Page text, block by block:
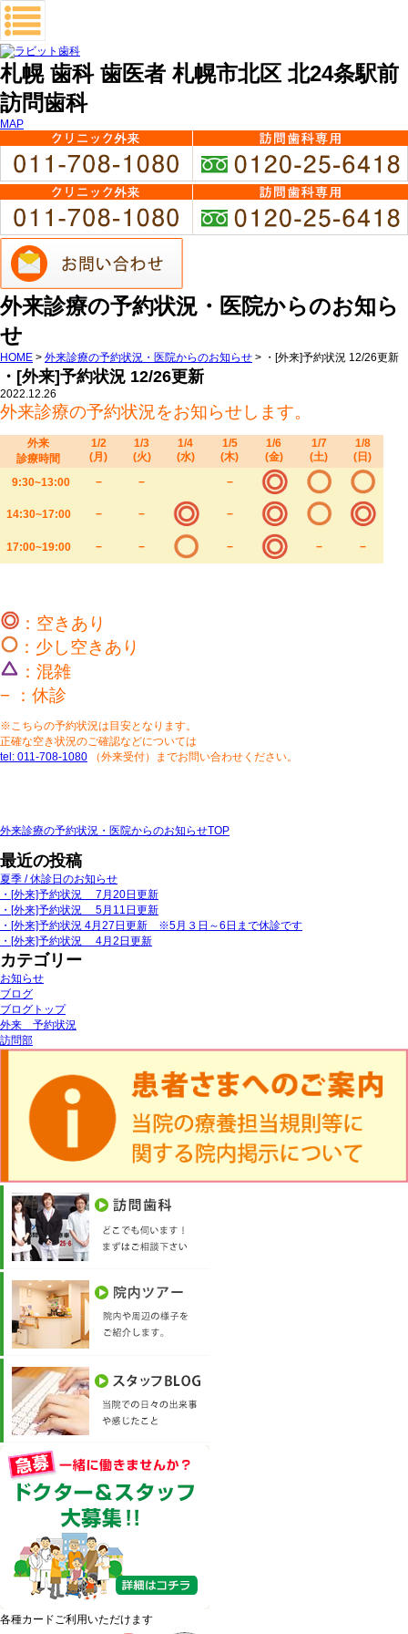
札幌 歯科 歯医者 札幌市北区 北24条駅前
訪問歯科
MAP
外来診療の予約状況・医院からのお知ら
せ
HOME > 外来診療の予約状況・医院からのお知らせ > ・[外来]予約状況 12/26更新
・[外来]予約状況 12/26更新
2022.12.26
外来診療の予約状況をお知らせします。
外来
診療時間
1/2
(月)
1/3
(火)
1/4
(水)
1/5
(木)
1/6
(金)
1/7
(土)
1/8
(日)
9:30~13:00
− − −
14:30~17:00 − − −
17:00~19:00 − − − − −
：空きあり
：少し空きあり
：混雑
− ：休診
※こちらの予約状況は目安となります。
正確な空き状況のご確認などについては
tel: 011-708-1080 （外来受付）までお問い合わせください。
外来診療の予約状況・医院からのお知らせTOP
最近の投稿
夏季 / 休診日のお知らせ
・[外来]予約状況 7月20日更新
・[外来]予約状況 5月11日更新
・[外来]予約状況 4月27日更新 ※5月３日～6日まで休診です
・[外来]予約状況 4月2日更新
カテゴリー
お知らせ
ブログ
ブログトップ
外来 予約状況
訪問部
各種カードご利用いただけます